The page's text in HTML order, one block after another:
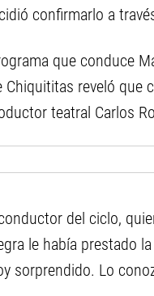
confirmarlo a
que conduce
reveló que
teatral Carlos
del ciclo,
le había prestado
sorprendido. Lo